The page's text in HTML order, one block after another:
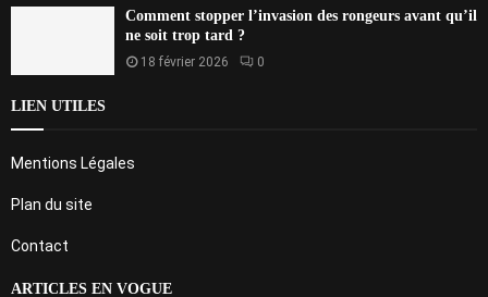
Comment stopper l’invasion des rongeurs avant qu’il
ne soit trop tard ?
18 février 2026 0
LIEN UTILES
Mentions Légales
Plan du site
Contact
ARTICLES EN VOGUE